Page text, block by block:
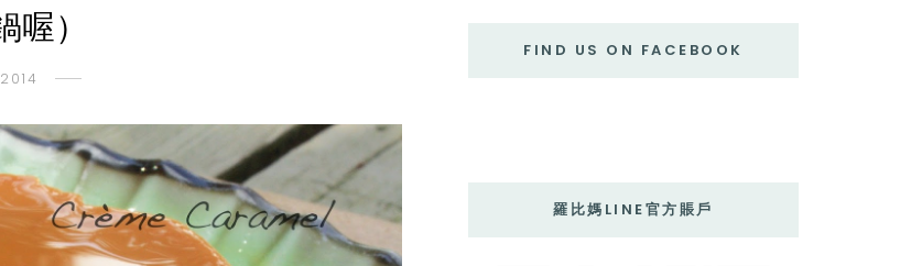
）
FIND US ON FACEBOOK
羅比媽LINE官方賬戶